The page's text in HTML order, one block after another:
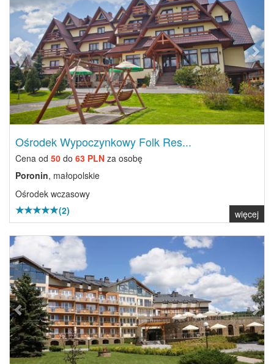
Ośrodek Wypoczynkowy Folk Res...
Cena od 50 do 63 PLN za osobę
Poronin, małopolskie
Ośrodek wczasowy
(2)
więcej
Previous Next